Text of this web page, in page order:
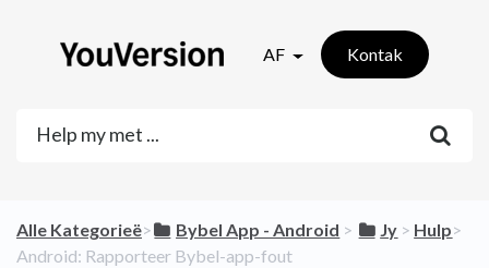
AF Kontak
Alle Kategorieë​>​ ​Bybel App - Android ​ > ​ ​Jy ​ > ​ ​Hulp​>​
Android: Rapporteer Bybel-app-fout